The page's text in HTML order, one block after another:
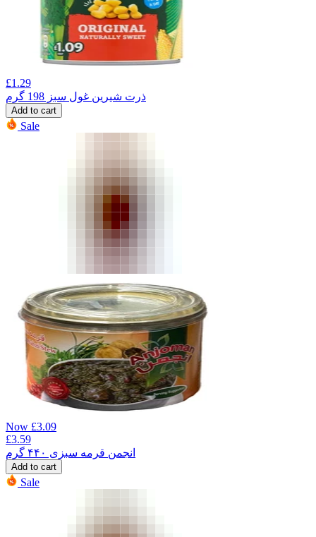
£1.29
ذرت شیرین غول سبز 198 گرم
Add to cart
Sale
Now £3.09
£3.59
انجمن قرمه سبزی ۴۴۰ گرم
Add to cart
Sale